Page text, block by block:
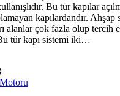
Bu tür kapılar
kapılardandır. Ahşap
alanlar çok fazla olup tercih
tür kapı sistemi iki…